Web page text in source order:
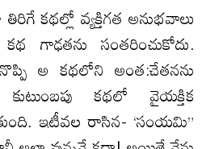
తిరిగే కథల్లో వ్యక్తిగత అనుభవాలు
గాఢతను సంతరించుకోదు.
అ కథలోని అంత:చేతనను
కుటుంబపు కథలో వైయక్తిక
ఇటీవల రాసిన- ‘సంయమి”